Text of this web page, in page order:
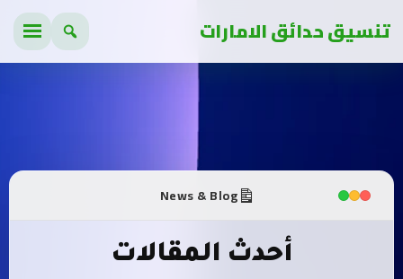
تنسيق حدائق الامارات
News & Blog
أحدث المقالات